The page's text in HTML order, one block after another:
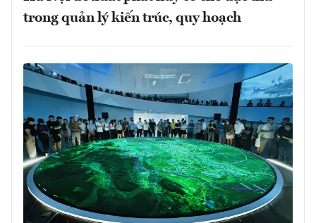
trong quản lý kiến trúc, quy hoạch